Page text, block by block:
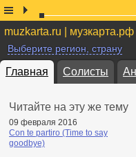
muzkarta.ru | музкарта.рф
Выберите регион, страну
Главная Солисты
Читайте на эту же тему
09 февраля 2016
Con te partiro (Time to say
goodbye)